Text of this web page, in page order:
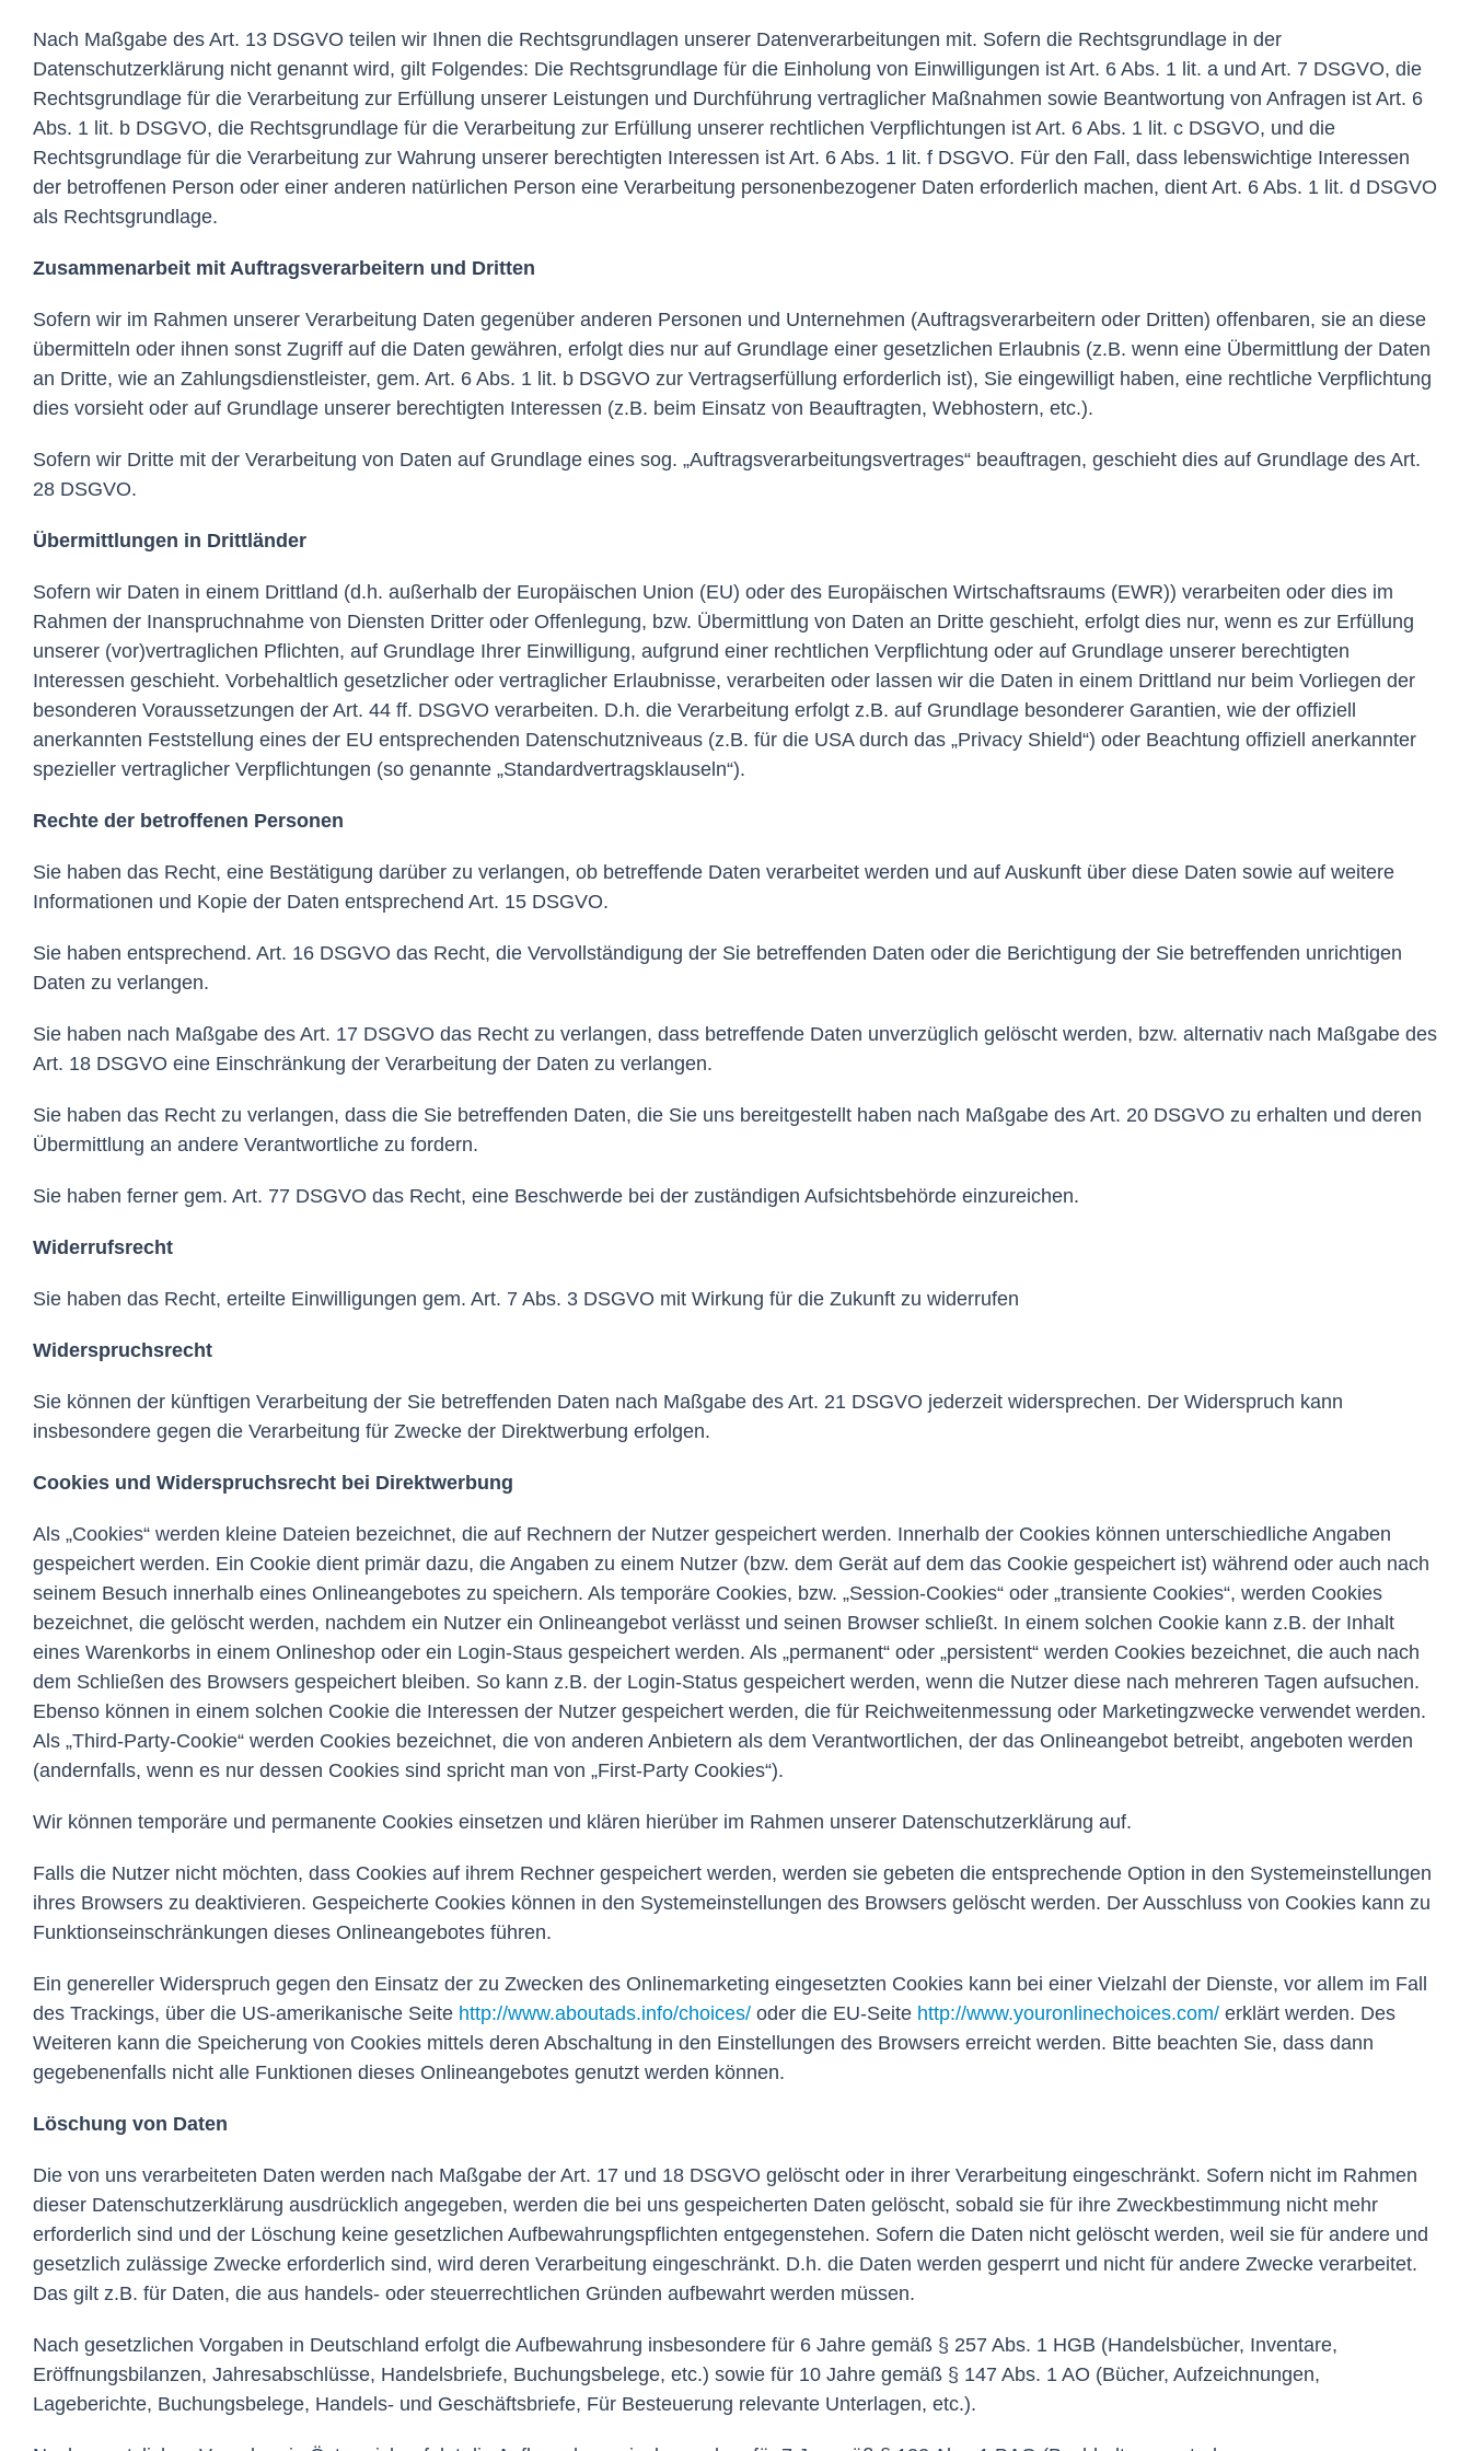
Nach Maßgabe des Art. 13 DSGVO teilen wir Ihnen die Rechtsgrundlagen unserer Datenverarbeitungen mit. Sofern die Rechtsgrundlage in der
Datenschutzerklärung nicht genannt wird, gilt Folgendes: Die Rechtsgrundlage für die Einholung von Einwilligungen ist Art. 6 Abs. 1 lit. a und Art. 7 DSGVO, die
Rechtsgrundlage für die Verarbeitung zur Erfüllung unserer Leistungen und Durchführung vertraglicher Maßnahmen sowie Beantwortung von Anfragen ist Art. 6
Abs. 1 lit. b DSGVO, die Rechtsgrundlage für die Verarbeitung zur Erfüllung unserer rechtlichen Verpflichtungen ist Art. 6 Abs. 1 lit. c DSGVO, und die
Rechtsgrundlage für die Verarbeitung zur Wahrung unserer berechtigten Interessen ist Art. 6 Abs. 1 lit. f DSGVO. Für den Fall, dass lebenswichtige Interessen
der betroffenen Person oder einer anderen natürlichen Person eine Verarbeitung personenbezogener Daten erforderlich machen, dient Art. 6 Abs. 1 lit. d DSGVO
als Rechtsgrundlage.
Zusammenarbeit mit Auftragsverarbeitern und Dritten
Sofern wir im Rahmen unserer Verarbeitung Daten gegenüber anderen Personen und Unternehmen (Auftragsverarbeitern oder Dritten) offenbaren, sie an diese
übermitteln oder ihnen sonst Zugriff auf die Daten gewähren, erfolgt dies nur auf Grundlage einer gesetzlichen Erlaubnis (z.B. wenn eine Übermittlung der Daten
an Dritte, wie an Zahlungsdienstleister, gem. Art. 6 Abs. 1 lit. b DSGVO zur Vertragserfüllung erforderlich ist), Sie eingewilligt haben, eine rechtliche Verpflichtung
dies vorsieht oder auf Grundlage unserer berechtigten Interessen (z.B. beim Einsatz von Beauftragten, Webhostern, etc.).
Sofern wir Dritte mit der Verarbeitung von Daten auf Grundlage eines sog. „Auftragsverarbeitungsvertrages“ beauftragen, geschieht dies auf Grundlage des Art.
28 DSGVO.
Übermittlungen in Drittländer
Sofern wir Daten in einem Drittland (d.h. außerhalb der Europäischen Union (EU) oder des Europäischen Wirtschaftsraums (EWR)) verarbeiten oder dies im
Rahmen der Inanspruchnahme von Diensten Dritter oder Offenlegung, bzw. Übermittlung von Daten an Dritte geschieht, erfolgt dies nur, wenn es zur Erfüllung
unserer (vor)vertraglichen Pflichten, auf Grundlage Ihrer Einwilligung, aufgrund einer rechtlichen Verpflichtung oder auf Grundlage unserer berechtigten
Interessen geschieht. Vorbehaltlich gesetzlicher oder vertraglicher Erlaubnisse, verarbeiten oder lassen wir die Daten in einem Drittland nur beim Vorliegen der
besonderen Voraussetzungen der Art. 44 ff. DSGVO verarbeiten. D.h. die Verarbeitung erfolgt z.B. auf Grundlage besonderer Garantien, wie der offiziell
anerkannten Feststellung eines der EU entsprechenden Datenschutzniveaus (z.B. für die USA durch das „Privacy Shield“) oder Beachtung offiziell anerkannter
spezieller vertraglicher Verpflichtungen (so genannte „Standardvertragsklauseln“).
Rechte der betroffenen Personen
Sie haben das Recht, eine Bestätigung darüber zu verlangen, ob betreffende Daten verarbeitet werden und auf Auskunft über diese Daten sowie auf weitere
Informationen und Kopie der Daten entsprechend Art. 15 DSGVO.
Sie haben entsprechend. Art. 16 DSGVO das Recht, die Vervollständigung der Sie betreffenden Daten oder die Berichtigung der Sie betreffenden unrichtigen
Daten zu verlangen.
Sie haben nach Maßgabe des Art. 17 DSGVO das Recht zu verlangen, dass betreffende Daten unverzüglich gelöscht werden, bzw. alternativ nach Maßgabe des
Art. 18 DSGVO eine Einschränkung der Verarbeitung der Daten zu verlangen.
Sie haben das Recht zu verlangen, dass die Sie betreffenden Daten, die Sie uns bereitgestellt haben nach Maßgabe des Art. 20 DSGVO zu erhalten und deren
Übermittlung an andere Verantwortliche zu fordern.
Sie haben ferner gem. Art. 77 DSGVO das Recht, eine Beschwerde bei der zuständigen Aufsichtsbehörde einzureichen.
Widerrufsrecht
Sie haben das Recht, erteilte Einwilligungen gem. Art. 7 Abs. 3 DSGVO mit Wirkung für die Zukunft zu widerrufen
Widerspruchsrecht
Sie können der künftigen Verarbeitung der Sie betreffenden Daten nach Maßgabe des Art. 21 DSGVO jederzeit widersprechen. Der Widerspruch kann
insbesondere gegen die Verarbeitung für Zwecke der Direktwerbung erfolgen.
Cookies und Widerspruchsrecht bei Direktwerbung
Als „Cookies“ werden kleine Dateien bezeichnet, die auf Rechnern der Nutzer gespeichert werden. Innerhalb der Cookies können unterschiedliche Angaben
gespeichert werden. Ein Cookie dient primär dazu, die Angaben zu einem Nutzer (bzw. dem Gerät auf dem das Cookie gespeichert ist) während oder auch nach
seinem Besuch innerhalb eines Onlineangebotes zu speichern. Als temporäre Cookies, bzw. „Session-Cookies“ oder „transiente Cookies“, werden Cookies
bezeichnet, die gelöscht werden, nachdem ein Nutzer ein Onlineangebot verlässt und seinen Browser schließt. In einem solchen Cookie kann z.B. der Inhalt
eines Warenkorbs in einem Onlineshop oder ein Login-Staus gespeichert werden. Als „permanent“ oder „persistent“ werden Cookies bezeichnet, die auch nach
dem Schließen des Browsers gespeichert bleiben. So kann z.B. der Login-Status gespeichert werden, wenn die Nutzer diese nach mehreren Tagen aufsuchen.
Ebenso können in einem solchen Cookie die Interessen der Nutzer gespeichert werden, die für Reichweitenmessung oder Marketingzwecke verwendet werden.
Als „Third-Party-Cookie“ werden Cookies bezeichnet, die von anderen Anbietern als dem Verantwortlichen, der das Onlineangebot betreibt, angeboten werden
(andernfalls, wenn es nur dessen Cookies sind spricht man von „First-Party Cookies“).
Wir können temporäre und permanente Cookies einsetzen und klären hierüber im Rahmen unserer Datenschutzerklärung auf.
Falls die Nutzer nicht möchten, dass Cookies auf ihrem Rechner gespeichert werden, werden sie gebeten die entsprechende Option in den Systemeinstellungen
ihres Browsers zu deaktivieren. Gespeicherte Cookies können in den Systemeinstellungen des Browsers gelöscht werden. Der Ausschluss von Cookies kann zu
Funktionseinschränkungen dieses Onlineangebotes führen.
Ein genereller Widerspruch gegen den Einsatz der zu Zwecken des Onlinemarketing eingesetzten Cookies kann bei einer Vielzahl der Dienste, vor allem im Fall
des Trackings, über die US-amerikanische Seite http://www.aboutads.info/choices/ oder die EU-Seite http://www.youronlinechoices.com/ erklärt werden. Des
Weiteren kann die Speicherung von Cookies mittels deren Abschaltung in den Einstellungen des Browsers erreicht werden. Bitte beachten Sie, dass dann
gegebenenfalls nicht alle Funktionen dieses Onlineangebotes genutzt werden können.
Löschung von Daten
Die von uns verarbeiteten Daten werden nach Maßgabe der Art. 17 und 18 DSGVO gelöscht oder in ihrer Verarbeitung eingeschränkt. Sofern nicht im Rahmen
dieser Datenschutzerklärung ausdrücklich angegeben, werden die bei uns gespeicherten Daten gelöscht, sobald sie für ihre Zweckbestimmung nicht mehr
erforderlich sind und der Löschung keine gesetzlichen Aufbewahrungspflichten entgegenstehen. Sofern die Daten nicht gelöscht werden, weil sie für andere und
gesetzlich zulässige Zwecke erforderlich sind, wird deren Verarbeitung eingeschränkt. D.h. die Daten werden gesperrt und nicht für andere Zwecke verarbeitet.
Das gilt z.B. für Daten, die aus handels- oder steuerrechtlichen Gründen aufbewahrt werden müssen.
Nach gesetzlichen Vorgaben in Deutschland erfolgt die Aufbewahrung insbesondere für 6 Jahre gemäß § 257 Abs. 1 HGB (Handelsbücher, Inventare,
Eröffnungsbilanzen, Jahresabschlüsse, Handelsbriefe, Buchungsbelege, etc.) sowie für 10 Jahre gemäß § 147 Abs. 1 AO (Bücher, Aufzeichnungen,
Lageberichte, Buchungsbelege, Handels- und Geschäftsbriefe, Für Besteuerung relevante Unterlagen, etc.).